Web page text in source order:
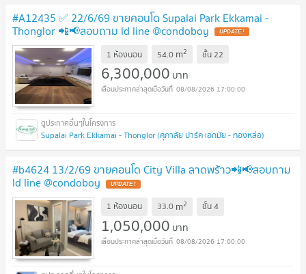
#A12435 ✅ 22/6/69 ขายคอนโด Supalai Park Ekkamai -
Thonglor 📲📢สอบถาม ld line @condoboy UPDATE !
1 ห้องนอน 54.0 m2 ชั้น22
6,300,000 บาท
08/08/2026 17:00:00
Supalai Park Ekkamai - Thonglor (ศุภาลัย ปาร์ค เอกมัย - ทองหล่อ)
#b4624 13/2/69 ขายคอนโด City Villa ลาดพร้าว📲📢สอบถาม
ld line @condoboy UPDATE !
1 ห้องนอน 33.0 m2 ชั้น4
1,050,000 บาท
08/08/2026 17:00:00